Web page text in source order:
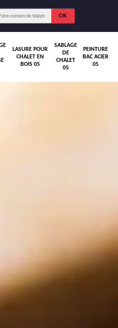
LASURE POUR
CHALET EN
BOIS 05
SABLAGE
DE
CHALET
05
PEINTURE
BAC ACIER
05